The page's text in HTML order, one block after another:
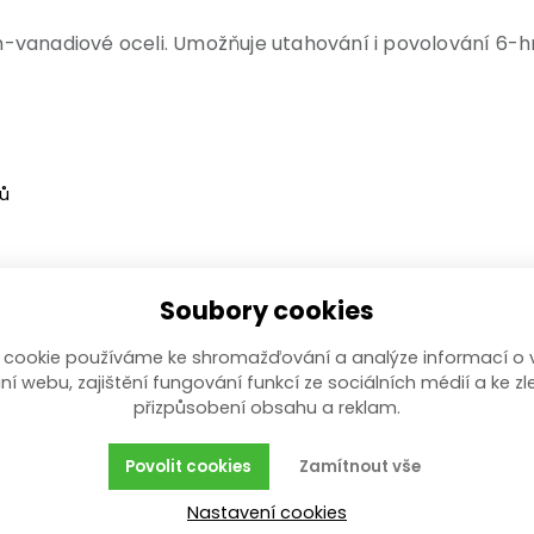
oceli. Umožňuje utahování i povolování
Soubory cookies
cookie používáme ke shromažďování a analýze informací o
webu, zajištění fungování funkcí ze sociálních médií a ke
přizpůsobení obsahu a reklam.
Zamítnout vše
Povolit cookies
Nastavení cookies